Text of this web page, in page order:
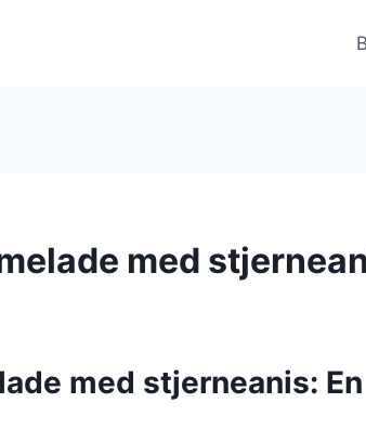
med
med stjerneanis: En